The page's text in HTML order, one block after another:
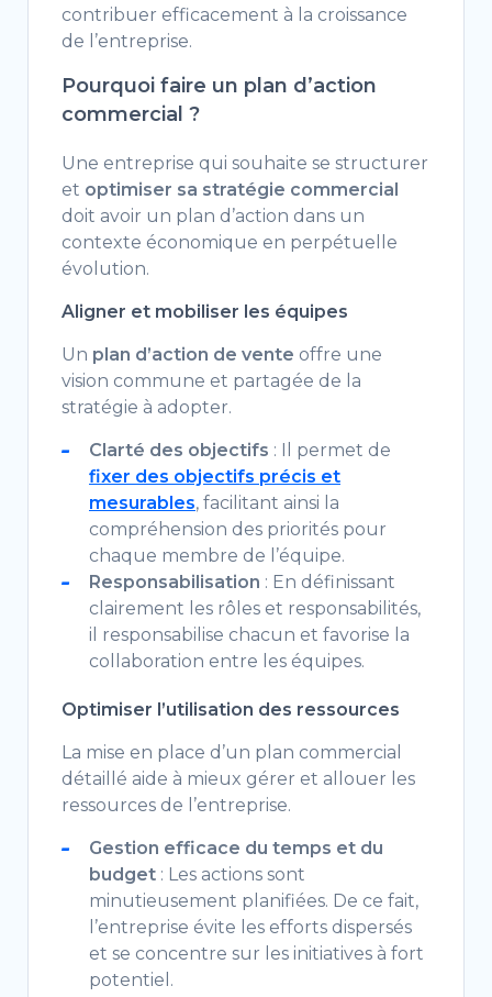
contribuer efficacement à la croissance
de l’entreprise.
Pourquoi faire un plan d’action
commercial ?
Une entreprise qui souhaite se structurer
et optimiser sa stratégie commercial
doit avoir un plan d’action dans un
contexte économique en perpétuelle
évolution.
Aligner et mobiliser les équipes
Un plan d’action de vente offre une
vision commune et partagée de la
stratégie à adopter.
Clarté des objectifs : Il permet de
fixer des objectifs précis et
mesurables, facilitant ainsi la
compréhension des priorités pour
chaque membre de l’équipe.
Responsabilisation : En définissant
clairement les rôles et responsabilités,
il responsabilise chacun et favorise la
collaboration entre les équipes.
Optimiser l’utilisation des ressources
La mise en place d’un plan commercial
détaillé aide à mieux gérer et allouer les
ressources de l’entreprise.
Gestion efficace du temps et du
budget : Les actions sont
minutieusement planifiées. De ce fait,
l’entreprise évite les efforts dispersés
et se concentre sur les initiatives à fort
potentiel.